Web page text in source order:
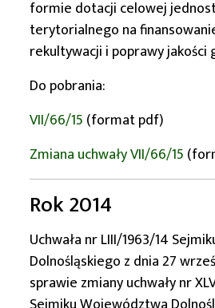
formie dotacji celowej
terytorialnego na
rekultywacji i poprawy jakości
Do pobrania:
VII/66/15 (format pdf)
Zmiana uchwały VII/66/15
Rok 2014
Uchwała nr LIII/1963/14
Dolnośląskiego z dnia 27
sprawie zmiany uchwały nr